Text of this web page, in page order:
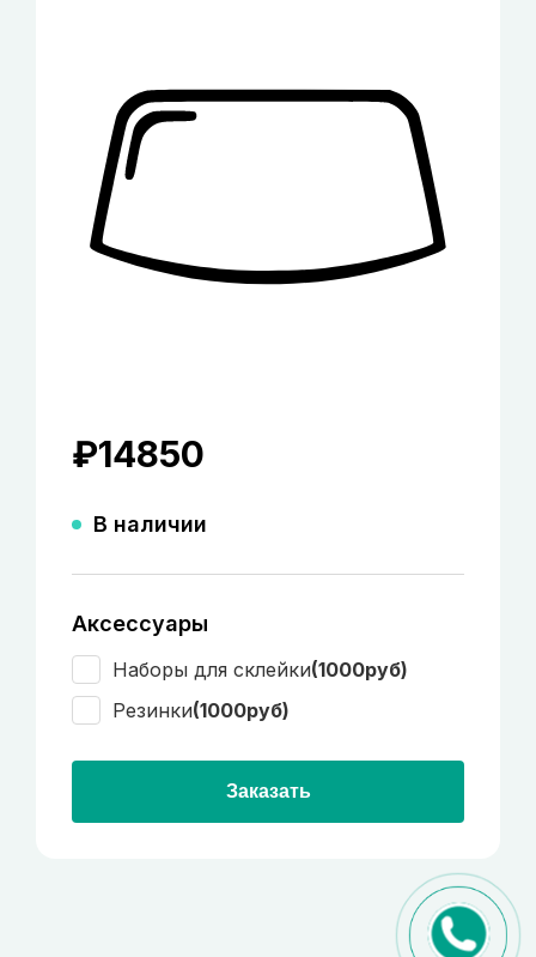
₽14850
В наличии
Аксессуары
Наборы для склейки(1000руб)
Резинки(1000руб)
Заказать